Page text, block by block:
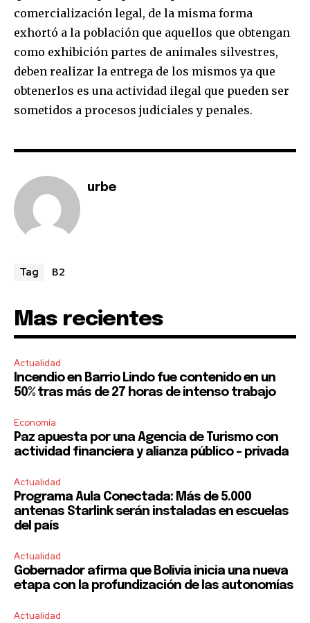
SUBSCRIBE
I've read and accept thePrivacy Policy.
comercialización legal, de la misma forma
exhortó a la población que aquellos que obtengan
como exhibición partes de animales silvestres,
deben realizar la entrega de los mismos ya que
obtenerlos es una actividad ilegal que pueden ser
sometidos a procesos judiciales y penales.
urbe
Tag B2
Mas recientes
Actualidad
Incendio en Barrio Lindo fue contenido en un
50% tras más de 27 horas de intenso trabajo
Economía
Paz apuesta por una Agencia de Turismo con
actividad financiera y alianza público – privada
Actualidad
Programa Aula Conectada: Más de 5.000
antenas Starlink serán instaladas en escuelas
del país
Actualidad
Gobernador afirma que Bolivia inicia una nueva
etapa con la profundización de las autonomías
Actualidad